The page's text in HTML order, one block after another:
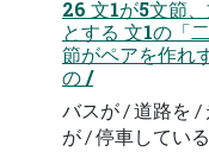
26 文1が5文節
とする 文1の「
節がペアを作れ
の /
バスが / 道路を
が / 停車してい